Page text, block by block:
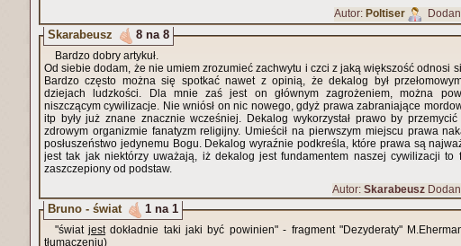
Autor: Poltiser
Skarabeusz 8 na 8
Bardzo dobry artykuł.
Od siebie dodam, że nie umiem zrozumieć zachwytu i czci z jaką większość odnosi
Bardzo często można się spotkać nawet z opinią, że dekalog był
dziejach ludzkości. Dla mnie zaś jest on głównym zagrożeniem, można
niszczącym cywilizacje. Nie wniósł on nic nowego, gdyż prawa zabraniające
itp były już znane znacznie wcześniej. Dekalog wykorzystał prawo by
zdrowym organizmie fanatyzm religijny. Umieścił na pierwszym miejscu prawa
posłuszeństwo jedynemu Bogu. Dekalog wyraźnie podkreśla, które prawa są
jest tak jak niektórzy uważają, iż dekalog jest fundamentem naszej cywilizacji to
zaszczepiony od podstaw.
Autor: Skarabeusz
Bruno - świat 1 na 1
"świat jestdokładnie taki jaki być powinien" - fragment "Dezyderaty"
tłumaczeniu)